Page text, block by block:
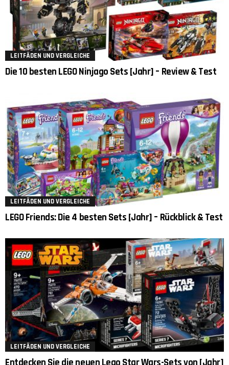
LEITFÄDEN UND VERGLEICHE
Die 10 besten LEGO Ninjago Sets [Jahr] – Review & Test
LEITFÄDEN UND VERGLEICHE
LEGO Friends: Die 4 besten Sets [Jahr] – Rückblick & Test
LEITFÄDEN UND VERGLEICHE